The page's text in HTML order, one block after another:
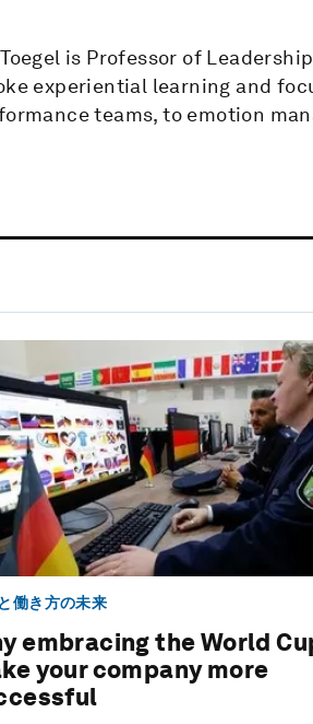
is Professor of
experiential learning and
teams, to emotion
働き方の未来
embracing the World
your company more